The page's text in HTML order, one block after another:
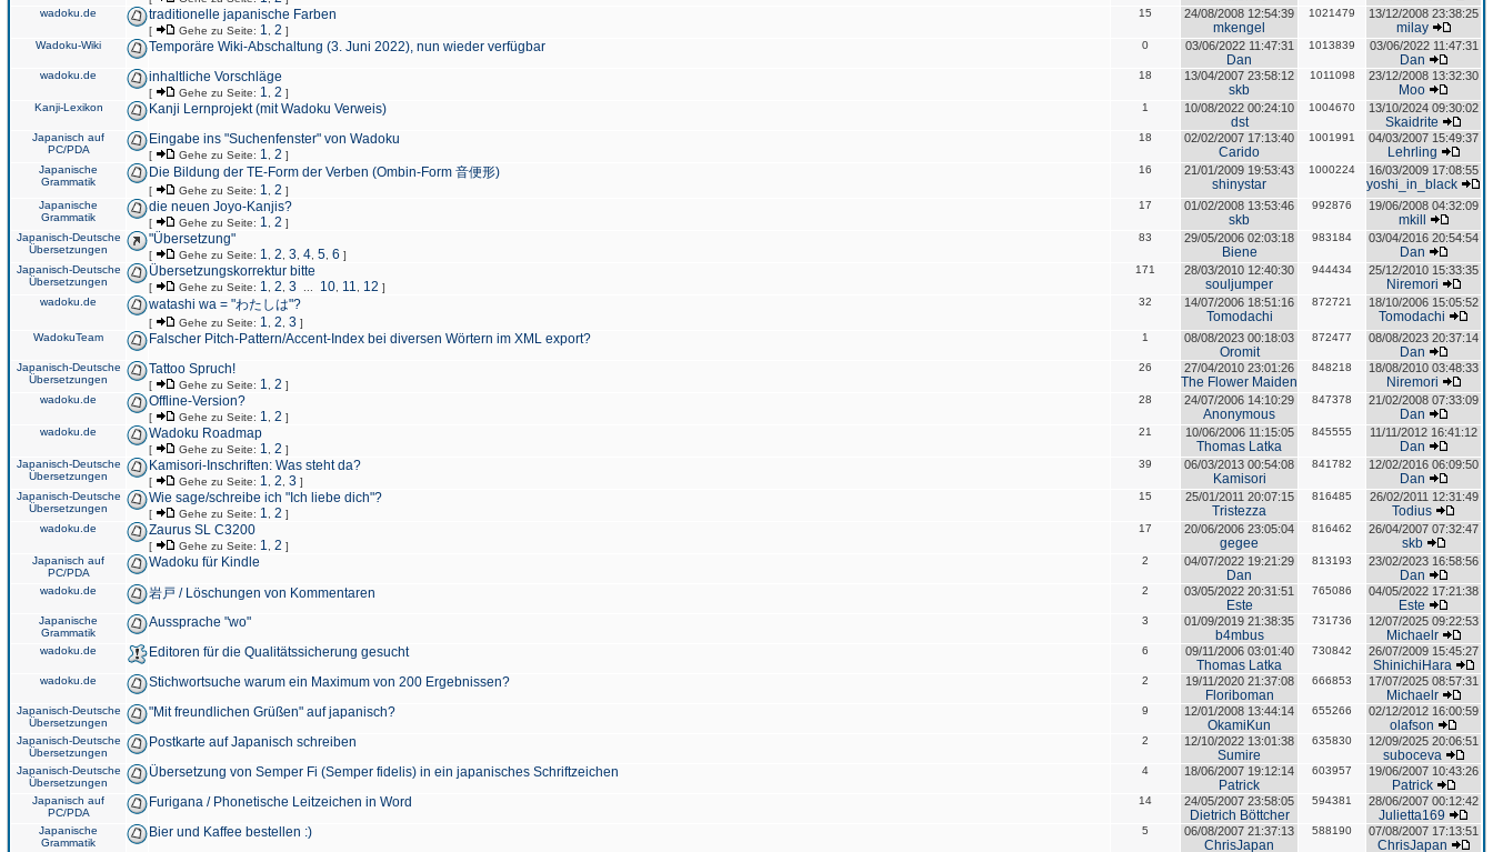
wadoku.de traditionelle japanische Farben
[ Gehe zu Seite: 1 2 ]
15 24/08/2008 12:54:39
mkengel
1021479 13/12/2008 23:38:25
milay
Wadoku-Wiki Temporäre Wiki-Abschaltung (3. Juni 2022), nun wieder verfügbar 0 03/06/2022 11:47:31
Dan
1013839 03/06/2022 11:47:31
Dan
wadoku.de inhaltliche Vorschläge
[ Gehe zu Seite: 1 2 ]
18 13/04/2007 23:58:12
skb
1011098 23/12/2008 13:32:30
Moo
Kanji-Lexikon Kanji Lernprojekt (mit Wadoku Verweis) 1 10/08/2022 00:24:10
dst
1004670 13/10/2024 09:30:02
Skaidrite
Japanisch auf
PC/PDA
Eingabe ins "Suchenfenster" von Wadoku
[ Gehe zu Seite: 1 2 ]
18 02/02/2007 17:13:40
Carido
1001991 04/03/2007 15:49:37
Lehrling
Japanische
Grammatik
Die Bildung der TE-Form der Verben (Ombin-Form 音便形)
[ Gehe zu Seite: 1 2 ]
16 21/01/2009 19:53:43
shinystar
1000224 16/03/2009 17:08:55
yoshi_in_black
Japanische
Grammatik
die neuen Joyo-Kanjis?
[ Gehe zu Seite: 1 2 ]
17 01/02/2008 13:53:46
skb
992876 19/06/2008 04:32:09
mkill
Japanisch-Deutsche
Übersetzungen
"Übersetzung"
[ Gehe zu Seite: 1 2 3 4 5 6 ]
83 29/05/2006 02:03:18
Biene
983184 03/04/2016 20:54:54
Dan
Japanisch-Deutsche
Übersetzungen
Übersetzungskorrektur bitte
[ Gehe zu Seite: 1 2 3 10 11 12 ]
171 28/03/2010 12:40:30
souljumper
944434 25/12/2010 15:33:35
Niremori
wadoku.de watashi wa = "わたしは"?
[ Gehe zu Seite: 1 2 3 ]
32 14/07/2006 18:51:16
Tomodachi
872721 18/10/2006 15:05:52
Tomodachi
WadokuTeam Falscher Pitch-Pattern/Accent-Index bei diversen Wörtern im XML export? 1 08/08/2023 00:18:03
Oromit
872477 08/08/2023 20:37:14
Dan
Japanisch-Deutsche
Übersetzungen
Tattoo Spruch!
[ Gehe zu Seite: 1 2 ]
26 27/04/2010 23:01:26
The Flower Maiden
848218 18/08/2010 03:48:33
Niremori
wadoku.de Offline-Version?
[ Gehe zu Seite: 1 2 ]
28 24/07/2006 14:10:29
Anonymous
847378 21/02/2008 07:33:09
Dan
wadoku.de Wadoku Roadmap
[ Gehe zu Seite: 1 2 ]
21 10/06/2006 11:15:05
Thomas Latka
845555 11/11/2012 16:41:12
Dan
Japanisch-Deutsche
Übersetzungen
Kamisori-Inschriften: Was steht da?
[ Gehe zu Seite: 1 2 3 ]
39 06/03/2013 00:54:08
Kamisori
841782 12/02/2016 06:09:50
Dan
Japanisch-Deutsche
Übersetzungen
Wie sage/schreibe ich "Ich liebe dich"?
[ Gehe zu Seite: 1 2 ]
15 25/01/2011 20:07:15
Tristezza
816485 26/02/2011 12:31:49
Todius
wadoku.de Zaurus SL C3200
[ Gehe zu Seite: 1 2 ]
17 20/06/2006 23:05:04
gegee
816462 26/04/2007 07:32:47
skb
Japanisch auf
PC/PDA
Wadoku für Kindle 2 04/07/2022 19:21:29
Dan
813193 23/02/2023 16:58:56
Dan
wadoku.de 岩戸 / Löschungen von Kommentaren 2 03/05/2022 20:31:51
Este
765086 04/05/2022 17:21:38
Este
Japanische
Grammatik
Aussprache "wo" 3 01/09/2019 21:38:35
b4mbus
731736 12/07/2025 09:22:53
Michaelr
wadoku.de Editoren für die Qualitätssicherung gesucht 6 09/11/2006 03:01:40
Thomas Latka
730842 26/07/2009 15:45:27
ShinichiHara
wadoku.de Stichwortsuche warum ein Maximum von 200 Ergebnissen? 2 19/11/2020 21:37:08
Floriboman
666853 17/07/2025 08:57:31
Michaelr
Japanisch-Deutsche
Übersetzungen
"Mit freundlichen Grüßen" auf japanisch? 9 12/01/2008 13:44:14
OkamiKun
655266 02/12/2012 16:00:59
olafson
Japanisch-Deutsche
Übersetzungen
Postkarte auf Japanisch schreiben 2 12/10/2022 13:01:38
Sumire
635830 12/09/2025 20:06:51
suboceva
Japanisch-Deutsche
Übersetzungen
Übersetzung von Semper Fi (Semper fidelis) in ein japanisches Schriftzeichen 4 18/06/2007 19:12:14
Patrick
603957 19/06/2007 10:43:26
Patrick
Japanisch auf
PC/PDA
Furigana / Phonetische Leitzeichen in Word 14 24/05/2007 23:58:05
Dietrich Böttcher
594381 28/06/2007 00:12:42
Julietta169
Japanische
Grammatik
Bier und Kaffee bestellen :) 5 06/08/2007 21:37:13
ChrisJapan
588190 07/08/2007 17:13:51
ChrisJapan